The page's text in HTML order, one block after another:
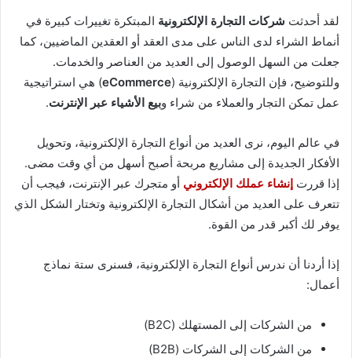
لقد أحدثت شركات التجارة الإلكترونية المبتكرة تغييرات كبيرة في
أنماط الشراء لدى الناس على مدى العقد أو العقدين الماضيين، كما
جعلت من السهل الوصول إلى العديد من العناصر والخدمات.
وللتوضيح، فإن التجارة الإلكترونية (eCommerce) هي استراتيجية
عمل تمكن التجار والعملاء من شراء وبيع الأشياء عبر الإنترنت.
في عالم اليوم، نرى العديد من أنواع التجارة الإلكترونية، وتحويل
الأفكار الجديدة إلى مشاريع مربحة أصبح أسهل من أي وقت مضى.
إذا قررت إنشاء عملك الإلكتروني أو متجرك عبر الإنترنت، فيجب أن
تتعرف على العديد من أشكال التجارة الإلكترونية وتختار الشكل الذي
يوفر لك أكبر قدر من القوة.
إذا أردنا أن ندرس أنواع التجارة الإلكترونية، فسنرى ستة نماذج
أعمال:
من الشركات إلى المستهلك (B2C)
من الشركات إلى الشركات (B2B)